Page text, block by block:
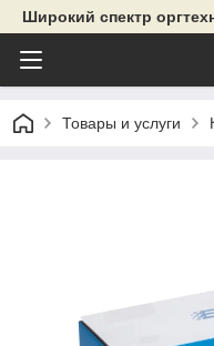
Широкий спектр
Товары и услуги